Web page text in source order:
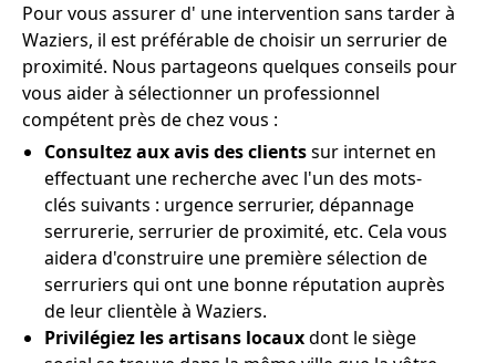
Pour vous assurer d' une intervention sans tarder à
Waziers, il est préférable de choisir un serrurier de
proximité. Nous partageons quelques conseils pour
vous aider à sélectionner un professionnel
compétent près de chez vous :
Consultez aux avis des clientssur internet en
effectuant une recherche avec l'un des mots-
clés suivants : urgence serrurier, dépannage
serrurerie, serrurier de proximité, etc. Cela vous
aidera d'construire une première sélection de
serruriers qui ont une bonne réputation auprès
de leur clientèle à Waziers.
Privilégiez les artisans locauxdont le siège